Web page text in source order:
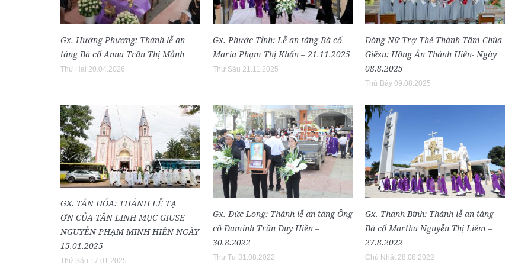
Gx. Hướng Phương: Thánh lễ an
táng Bà cố Anna Trần Thị Mảnh
Thứ Hai 20.04.2026
Gx. Phước Tỉnh: Lễ an táng Bà cố
Maria Phạm Thị Khấn – 21.11.2025
Thứ Sáu 21.11.2025
Dòng Nữ Trợ Thế Thánh Tâm Chúa
Giêsu: Hồng Ân Thánh Hiến- Ngày
08.8.2025
Thứ Bảy 09.08.2025
GX. TÂN HÓA: THÁNH LỄ TẠ
ƠN CỦA TÂN LINH MỤC GIUSE
NGUYỄN PHẠM MINH HIỀN NGÀY
15.01.2025
Thứ Sáu 17.01.2025
Gx. Đức Long: Thánh lễ an táng Ông
cố Đaminh Trần Duy Hiền –
30.8.2022
Thứ Tư 31.08.2022
Gx. Thanh Bình: Thánh lễ an táng
Bà cố Martha Nguyễn Thị Liêm –
27.8.2022
Chủ Nhật 28.08.2022